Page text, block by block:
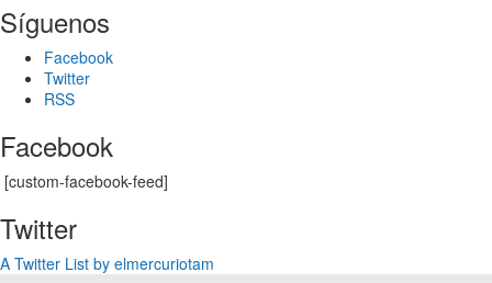
Síguenos
Facebook
Twitter
RSS
Facebook
[custom-facebook-feed]
Twitter
A Twitter List by elmercuriotam